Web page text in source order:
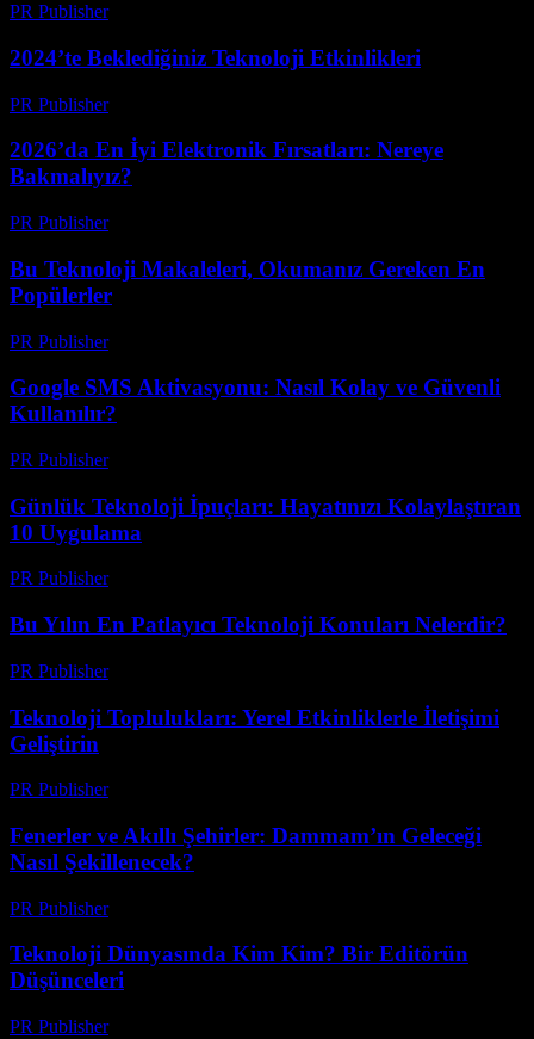
PR Publisher-
2024’te Beklediğiniz Teknoloji Etkinlikleri
PR Publisher-
2026’da En İyi Elektronik Fırsatları: Nereye
Bakmalıyız?
PR Publisher-
Bu Teknoloji Makaleleri, Okumanız Gereken En
Popülerler
PR Publisher-
Google SMS Aktivasyonu: Nasıl Kolay ve Güvenli
Kullanılır?
PR Publisher-
Günlük Teknoloji İpuçları: Hayatınızı Kolaylaştıran
10 Uygulama
PR Publisher-
Bu Yılın En Patlayıcı Teknoloji Konuları Nelerdir?
PR Publisher-
Teknoloji Toplulukları: Yerel Etkinliklerle İletişimi
Geliştirin
PR Publisher-
Fenerler ve Akıllı Şehirler: Dammam’ın Geleceği
Nasıl Şekillenecek?
PR Publisher-
Teknoloji Dünyasında Kim Kim? Bir Editörün
Düşünceleri
PR Publisher-